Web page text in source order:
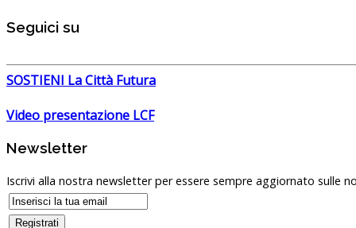
Seguici su
SOSTIENI La Città Futura
Video presentazione LCF
Newsletter
Iscrivi alla nostra newsletter per essere sempre aggiornato sulle